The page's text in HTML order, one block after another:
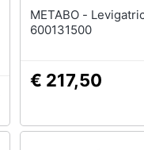
METABO - Levigatrice Orbitale
600131500
€ 217,50